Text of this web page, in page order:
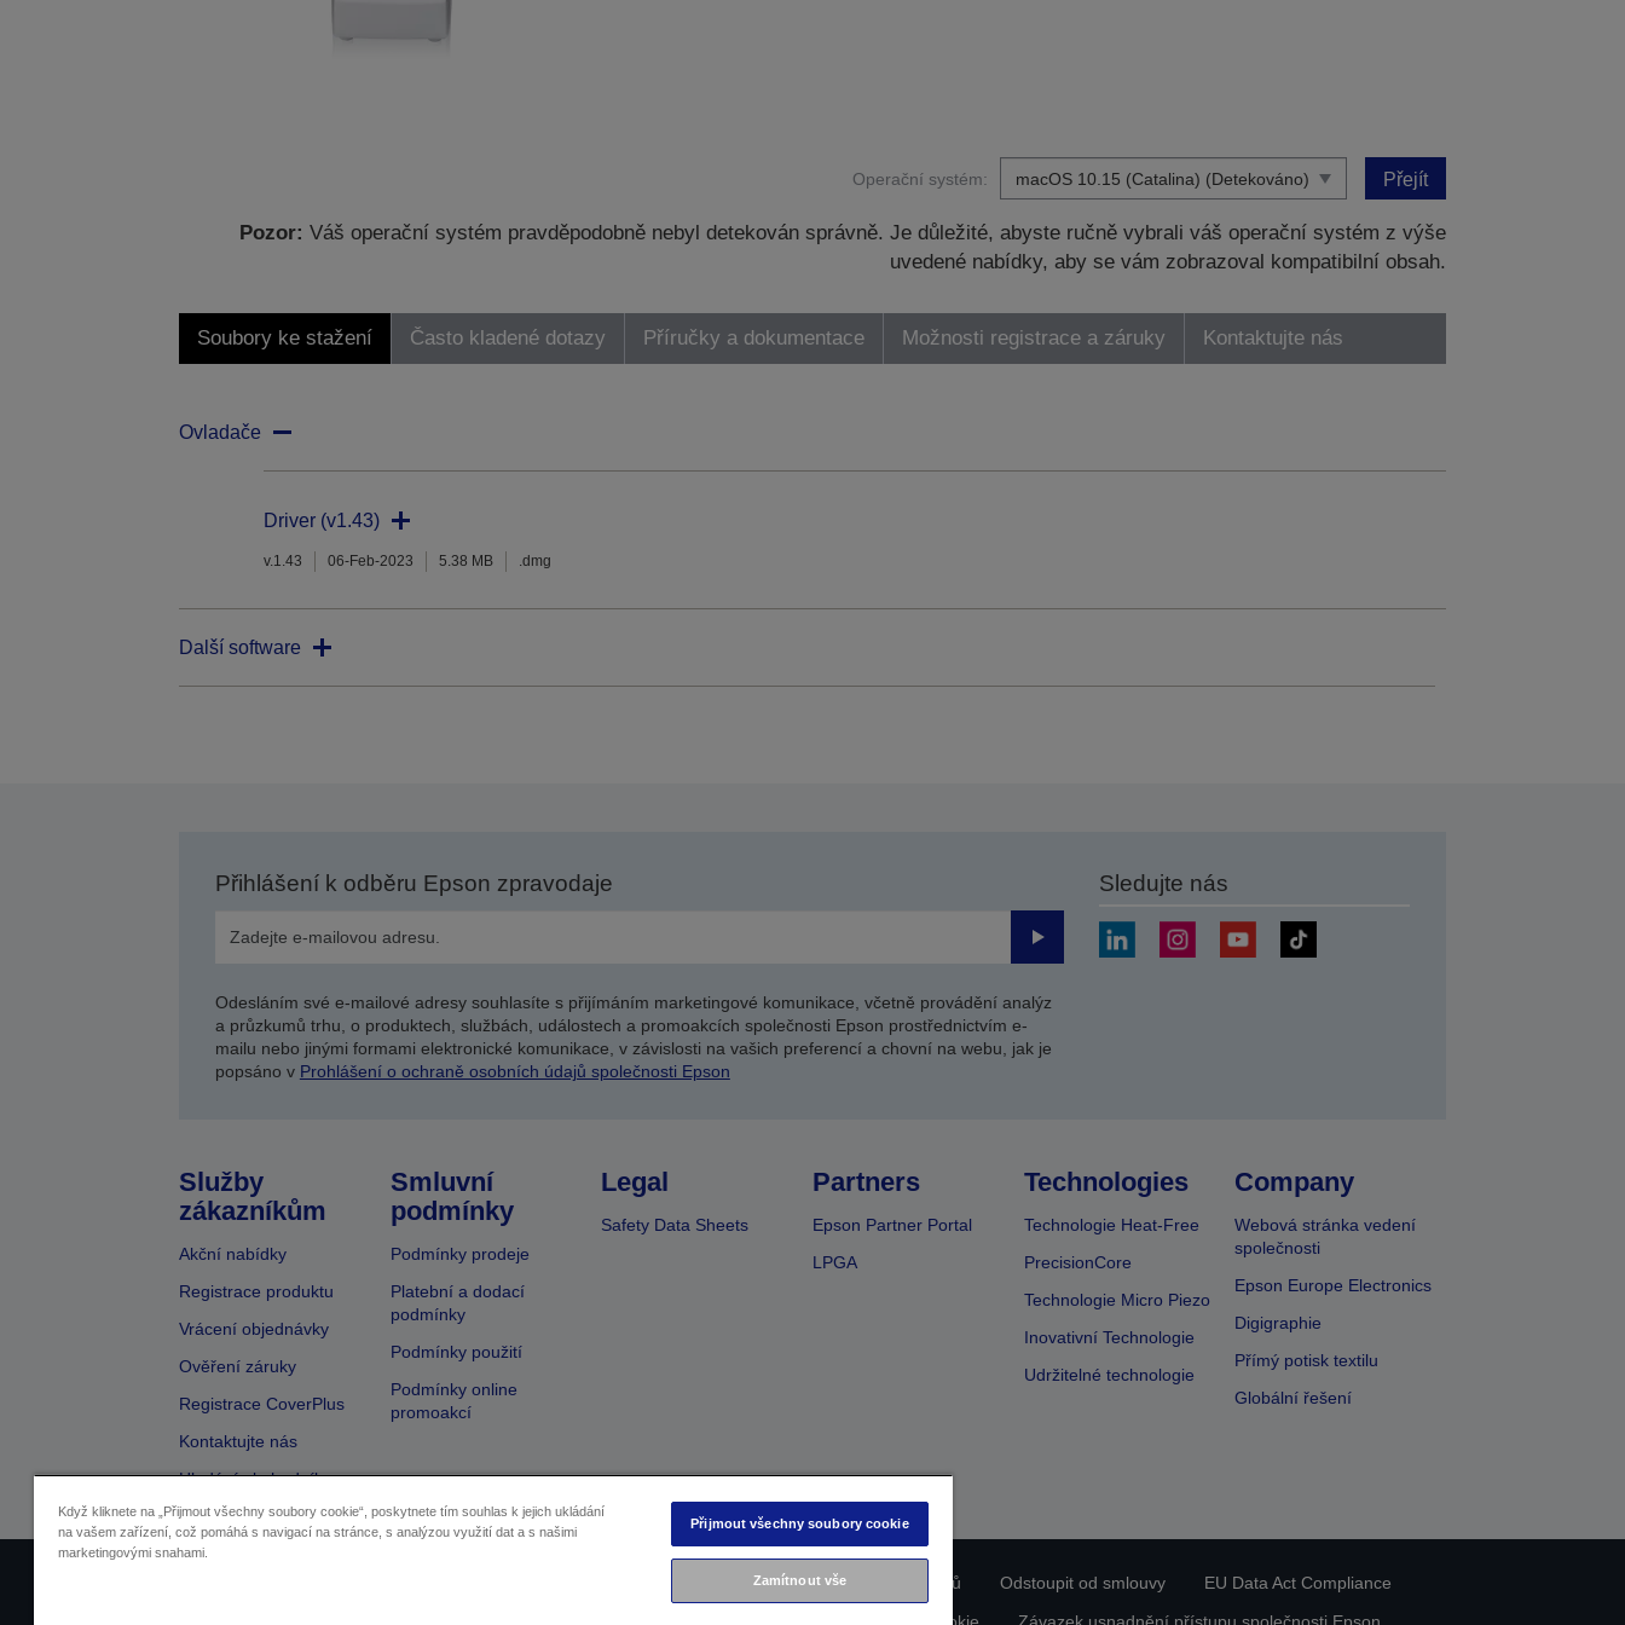
Operační systém: Přejít
Pozor: Váš operační systém pravděpodobně nebyl detekován správně. Je důležité, abyste ručně vybrali váš operační systém z výše
uvedené nabídky, aby se vám zobrazoval kompatibilní obsah.
Soubory ke stažení Často kladené dotazy Příručky a dokumentace Možnosti registrace a záruky Kontaktujte nás
Ovladače
Driver (v1.43)
v.1.43 06-Feb-2023 5.38 MB .dmg
Další software
Přihlášení k odběru Epson zpravodaje
Odeslat
Odesláním své e-mailové adresy souhlasíte s přijímáním marketingové komunikace, včetně provádění analýz
a průzkumů trhu, o produktech, službách, událostech a promoakcích společnosti Epson prostřednictvím e-
mailu nebo jinými formami elektronické komunikace, v závislosti na vašich preferencí a chovní na webu, jak je
popsáno v Prohlášení o ochraně osobních údajů společnosti Epson
Sledujte nás
Služby
zákazníkům
Akční nabídky
Registrace produktu
Vrácení objednávky
Ověření záruky
Registrace CoverPlus
Kontaktujte nás
Hledání obchodníka
Smluvní
podmínky
Podmínky prodeje
Platební a dodací
podmínky
Podmínky použití
Podmínky online
promoakcí
Legal
Safety Data Sheets
Partners
Epson Partner Portal
LPGA
Technologies
Technologie Heat-Free
PrecisionCore
Technologie Micro Piezo
Inovativní Technologie
Udržitelné technologie
Company
Webová stránka vedení
společnosti
Epson Europe Electronics
Digigraphie
Přímý potisk textilu
Globální řešení
Prohlášení o ochraně osobních údajů Odstoupit od smlouvy
EU Data Act Compliance
Když kliknete na „Přijmout všechny soubory cookie“, poskytnete tím souhlas k jejich ukládání
na vašem zařízení, což pomáhá s navigací na stránce, s analýzou využití dat a s našimi
marketingovými snahami.
Přijmout všechny soubory cookie
Zamítnout vše